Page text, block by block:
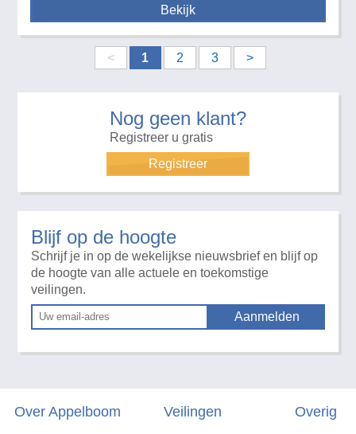
Bekijk
< 1 2 3 >
Nog geen klant?
Registreer u gratis
Registreer
Blijf op de hoogte
Schrijf je in op de wekelijkse nieuwsbrief en blijf op
de hoogte van alle actuele en toekomstige
veilingen.
Over Appelboom Veilingen Overig